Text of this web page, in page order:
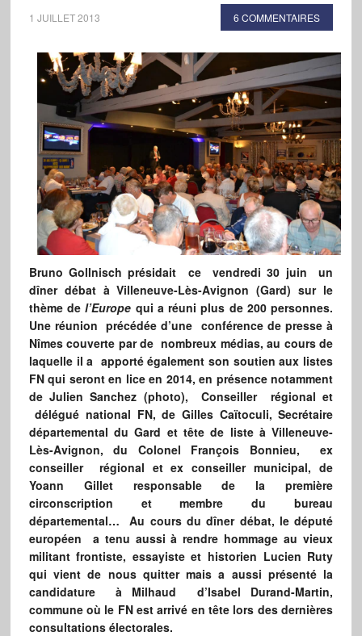
1 JUILLET 2013 6 COMMENTAIRES
Bruno Gollnisch présidait ce vendredi 30 juin un
dîner débat à Villeneuve-Lès-Avignon (Gard) sur le
thème de l’Europe qui a réuni plus de 200 personnes.
Une réunion précédée d’une conférence de presse à
Nîmes couverte par de nombreux médias, au cours de
laquelle il a apporté également son soutien aux listes
FN qui seront en lice en 2014, en présence notamment
de Julien Sanchez (photo), Conseiller régional et
délégué national FN, de Gilles Caïtoculi, Secrétaire
départemental du Gard et tête de liste à Villeneuve-
Lès-Avignon, du Colonel François Bonnieu, ex
conseiller régional et ex conseiller municipal, de
Yoann Gillet responsable de la première
circonscription et membre du bureau
départemental…
Au cours du dîner débat, le député
européen a tenu aussi à rendre hommage au vieux
militant frontiste, essayiste et historien Lucien Ruty
qui vient de nous quitter mais a aussi présenté la
candidature à Milhaud d’Isabel Durand-Martin,
commune où le FN est arrivé en tête lors des dernières
consultations électorales.